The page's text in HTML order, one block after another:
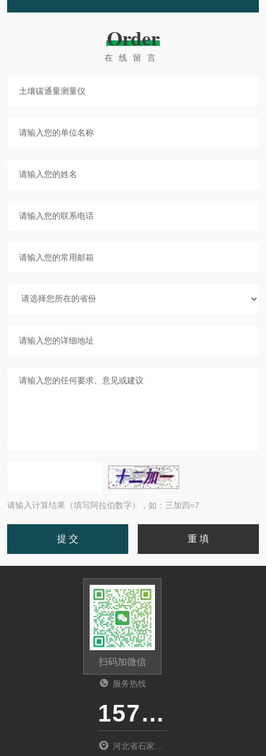
Order
在线留言
请输入计算结果（填写阿拉伯数字），如：三加四=7
扫码加微信
服务热线
15733160197
河北省石家庄